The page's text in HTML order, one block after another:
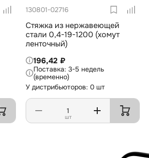
130801-02716
Стяжка из нержавеющей
стали 0,4-19-1200 (хомут
ленточный)
196,42 ₽
3-5 недель
(временно)
У дистрибьюторов: 0 шт
шт